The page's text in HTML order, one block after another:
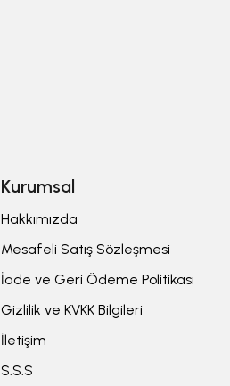
Kurumsal
Hakkımızda
Mesafeli Satış Sözleşmesi
İade ve Geri Ödeme Politikası
Gizlilik ve KVKK Bilgileri
İletişim
S.S.S